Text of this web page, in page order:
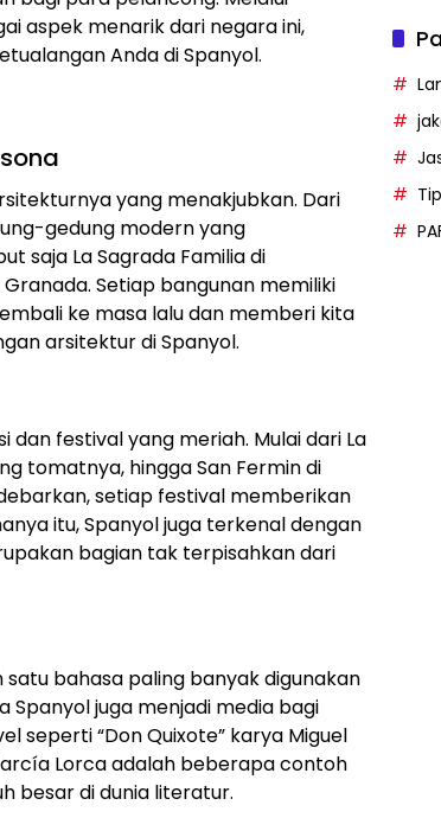
aspek menarik dari negara ini,
Anda di Spanyol.
yang menakjubkan. Dari
gedung modern yang
saja La Sagrada Familia di
Setiap bangunan memiliki
ke masa lalu dan memberi kita
arsitektur di Spanyol.
festival yang meriah. Mulai dari La
tomatnya, hingga San Fermin di
setiap festival memberikan
itu, Spanyol juga terkenal dengan
bagian tak terpisahkan dari
satu bahasa paling banyak digunakan
Spanyol juga menjadi media bagi
seperti “Don Quixote” karya Miguel
Lorca adalah beberapa contoh
besar di dunia literatur.